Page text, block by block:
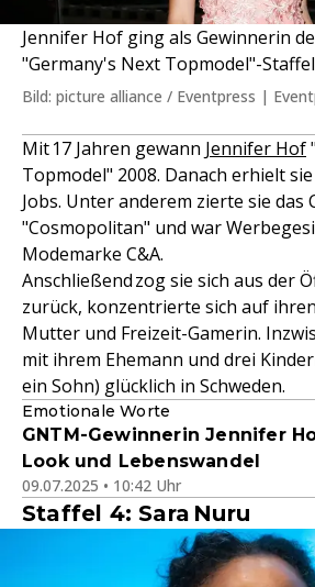
Jennifer Hof ging als Gewinnerin
"Germany's Next Topmodel"-
Bild: picture alliance / Eventpress |
Mit 17 Jahren gewann Jennifer Hof
Topmodel" 2008. Danach erhielt
Jobs. Unter anderem zierte sie das
"Cosmopolitan" und war
Modemarke C&A.
Anschließend zog sie sich aus der
zurück, konzentrierte sich auf
Mutter und Freizeit-Gamerin.
mit ihrem Ehemann und drei
ein Sohn) glücklich in Schweden.
Emotionale Worte
GNTM-Gewinnerin Jennifer
Look und Lebenswandel
09.07.2025 • 10:42 Uhr
Staffel 4: Sara Nuru